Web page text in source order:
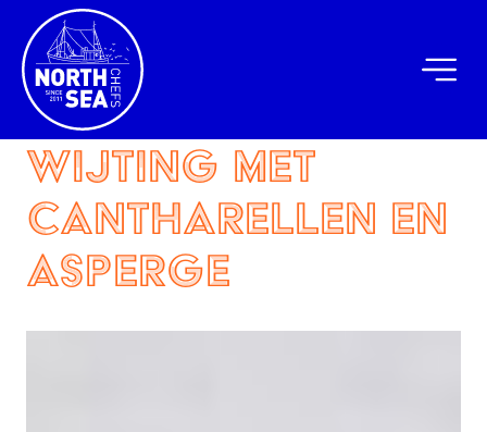
Wijting met
cantharellen en
asperge